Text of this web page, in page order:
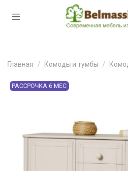
Главная Комоды и тумбы
РАССРОЧКА 6 МЕС